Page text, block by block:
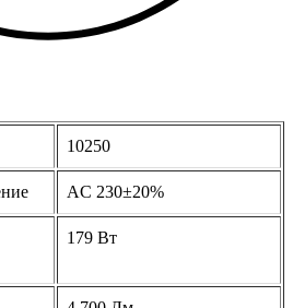
10250
AC 230±20%
179 Вт